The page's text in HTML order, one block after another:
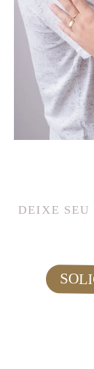
DEIXE SEU